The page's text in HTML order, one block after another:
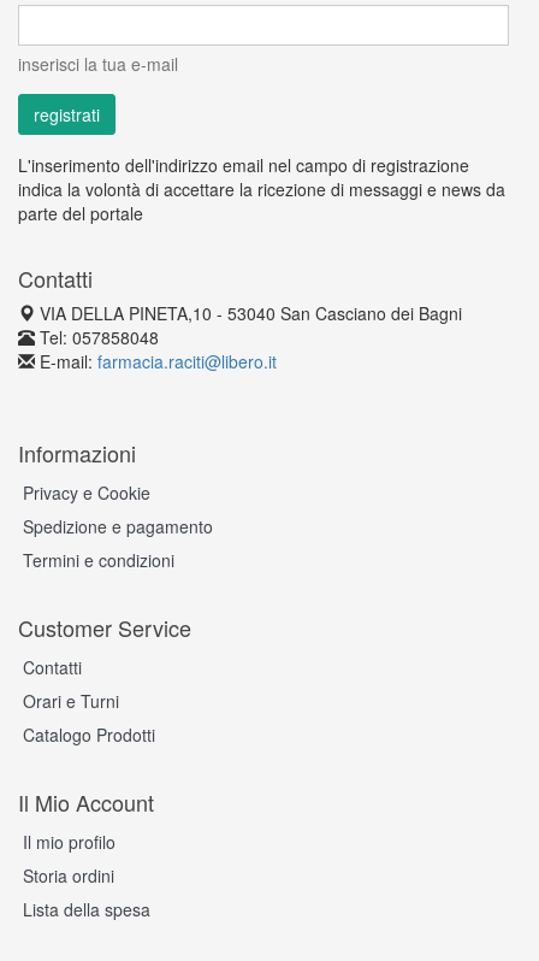
inserisci la tua e-mail
L'inserimento dell'indirizzo email nel campo di registrazione
indica la volontà di accettare la ricezione di messaggi e news da
parte del portale
Contatti
VIA DELLA PINETA,10 - 53040 San Casciano dei Bagni
Tel: 057858048
E-mail: farmacia.raciti@libero.it
Informazioni
Privacy e Cookie
Spedizione e pagamento
Termini e condizioni
Customer Service
Contatti
Orari e Turni
Catalogo Prodotti
Il Mio Account
Il mio profilo
Storia ordini
Lista della spesa